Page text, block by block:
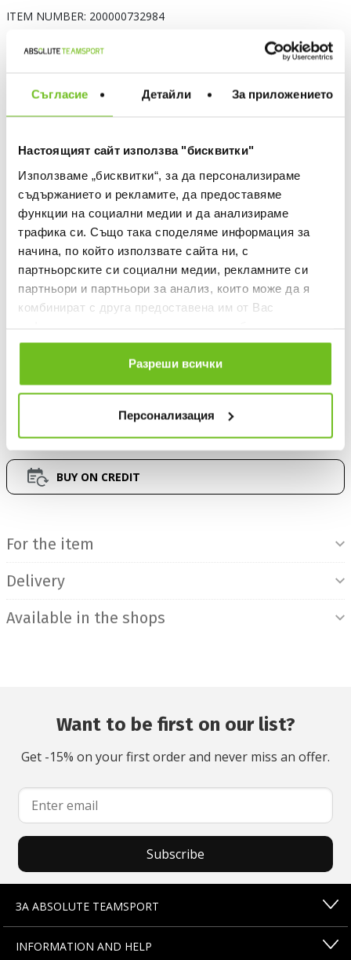
Съгласие Детайли За приложението
Настоящият сайт използва "бисквитки"
Използваме „бисквитки“, за да персонализираме
съдържанието и рекламите, да предоставяме
функции на социални медии и да анализираме
трафика си. Също така споделяме информация за
начина, по който използвате сайта ни, с
партньорските си социални медии, рекламните си
партньори и партньори за анализ, които може да я
комбинират с друга предоставена им от Вас
ползването от Ваша страна на услугите им.
Разреши всички
Персонализация
ITEM NUMBER: 200000732984
Choose size ADIDAS APPAREL - WHICH IS MY SIZE
M L XL
Quantity
ADD TO FAVOURITES
БЕЗПЛАТНА ДОСТАВКА НАД 50 €.
30 DAYS FREE RETURN
BUY ON CREDIT
For the item
Delivery
Available in the shops
Want to be first on our list?
Get -15% on your first order and never miss an offer.
Subscribe
ЗА ABSOLUTE TEAMSPORT
INFORMATION AND HELP